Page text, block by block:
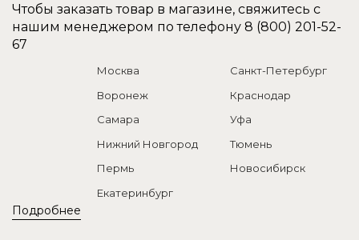
Чтобы заказать товар в магазине, свяжитесь с
нашим менеджером по телефону 8 (800) 201-52-
67
Подробнее
Москва
Санкт-Петербург
Воронеж
Краснодар
Самара
Уфа
Нижний Новгород
Тюмень
Пермь
Новосибирск
Екатеринбург